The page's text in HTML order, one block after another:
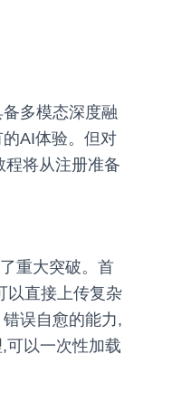
多模态深度融
AI体验。但对
程将从注册准备
重大突破。首
以直接上传复杂
误自愈的能力,
可以一次性加载